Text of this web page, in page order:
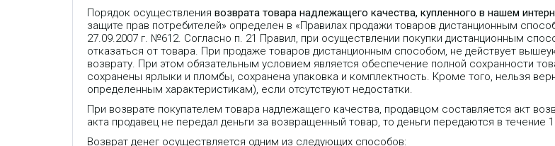
Порядок осуществления возврата товара надлежащего качества, купленного в нашем
защите прав потребителей» определен в «Правилах продажи товаров дистанционным
27.09.2007 г. №612. Согласно п. 21 Правил, при осуществлении покупки дистанционным
отказаться от товара. При продаже товаров дистанционным способом, не действует
возврату. При этом обязательным условием является обеспечение полной сохранности
сохранены ярлыки и пломбы, сохранена упаковка и комплектность. Кроме того, нельзя
определенным характеристикам), если отсутствуют недостатки.
При возврате покупателем товара надлежащего качества, продавцом составляется акт
акта продавец не передал деньги за возвращенный товар, то деньги передаются в течение
Возврат денег осуществляется одним из следующих способов: